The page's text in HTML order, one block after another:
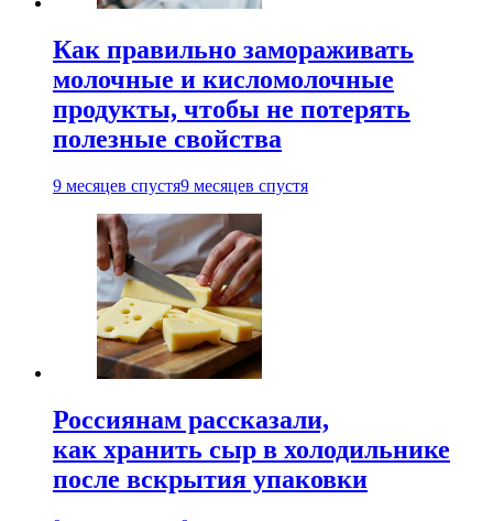
Как правильно замораживать
молочные и кисломолочные
продукты, чтобы не потерять
полезные свойства
9 месяцев спустя9 месяцев спустя
Россиянам рассказали,
как хранить сыр в холодильнике
после вскрытия упаковки